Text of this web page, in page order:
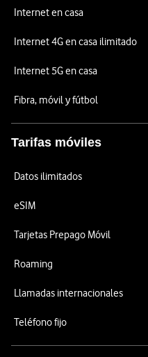
Internet en casa
Internet 4G en casa ilimitado
Internet 5G en casa
Fibra, móvil y fútbol
Tarifas móviles
Datos ilimitados
eSIM
Tarjetas Prepago Móvil
Roaming
Llamadas internacionales
Teléfono fijo